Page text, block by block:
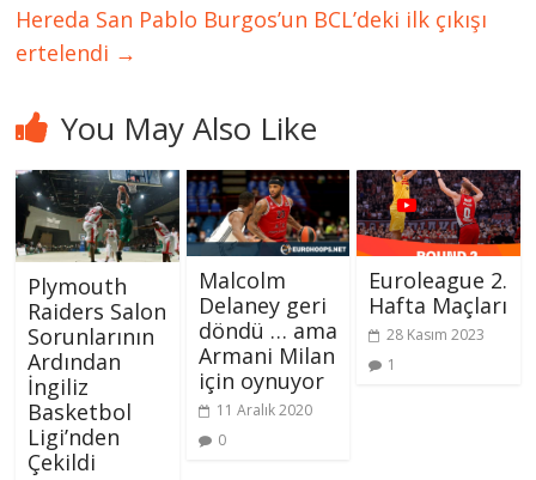
Hereda San Pablo Burgos’un BCL’deki ilk çıkışı
ertelendi →
You May Also Like
Plymouth
Raiders Salon
Sorunlarının
Ardından
İngiliz
Basketbol
Ligi’nden
Çekildi
Malcolm
Delaney geri
döndü … ama
Armani Milan
için oynuyor
11 Aralık 2020
0
Euroleague 2.
Hafta Maçları
28 Kasım 2023
1